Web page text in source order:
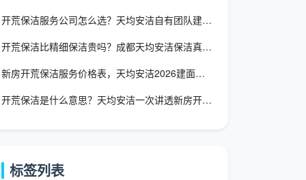
开荒保洁服务公司怎么选？天均安洁自有团队建面一口价全包
开荒保洁比精细保洁贵吗？成都天均安洁保洁真实价格对比
新房开荒保洁服务价格表，天均安洁2026建面一口价全包透明价
开荒保洁是什么意思？天均安洁一次讲透新房开荒与日常保洁的区别
标签列表